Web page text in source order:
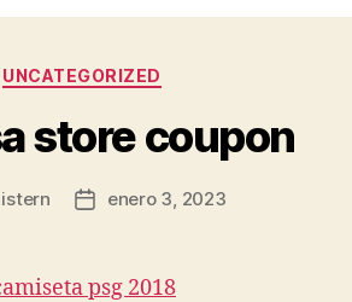
Categorías
UNCATEGORIZED
store coupon
istern
Fecha
entrada
enero 3, 2023